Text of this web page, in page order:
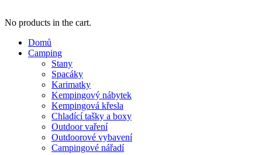
No products in the cart.
Domů
Camping
Stany
Spacáky
Karimatky
Kempingový nábytek
Kempingová křesla
Chladící tašky a boxy
Outdoor vaření
Outdoorové vybavení
Campingové nářadí